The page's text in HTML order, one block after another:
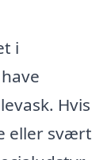
i
Hvis
eller svært